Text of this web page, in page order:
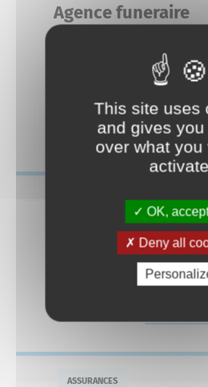
Recensement des jeunes
Service-public.fr
Des actions fortes
Espace Naturel Sensible des
Consignes de tri
Agence funeraire
agence-funeraire-
En savoir
Agence funéraire
7 avenue andré
ASSURANCES
This site uses
and gives
over what you
activate
OK, accept
Deny all